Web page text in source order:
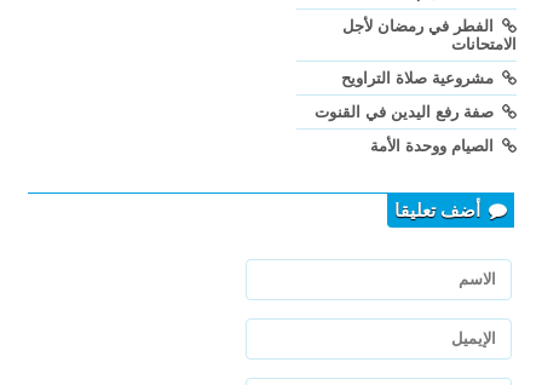
الفطر في رمضان لأجل
الامتحانات
مشروعية صلاة التراويح
صفة رفع اليدين في القنوت
الصيام ووحدة الأمة
أضف تعليقا